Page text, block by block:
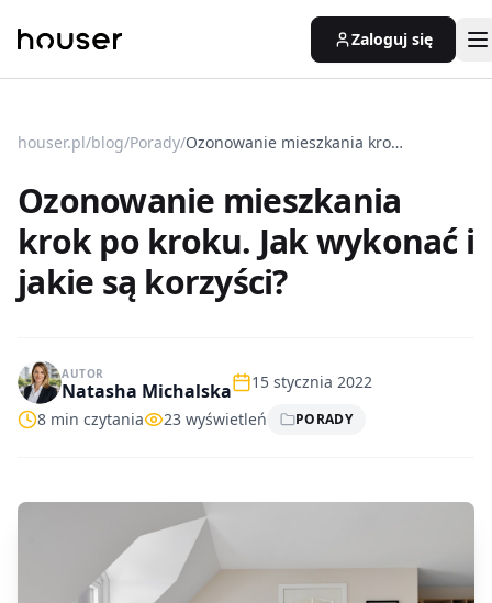
Zaloguj się
houser.pl/blog/Porady/ Ozonowanie mieszkania krok po kroku. Jak wykonać i jakie są korzyści?
Ozonowanie mieszkania
krok po kroku. Jak wykonać i
jakie są korzyści?
AUTOR
Natasha Michalska
15 stycznia 2022
8 min czytania 23 wyświetleń PORADY